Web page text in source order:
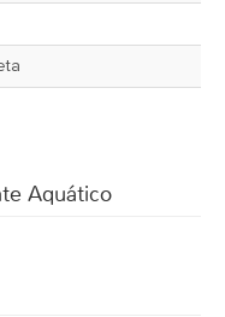
Aquático